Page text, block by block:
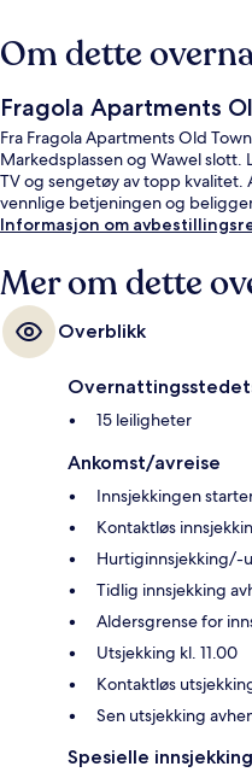
Om dette
Fragola Apartments
Fra Fragola Apartments Old
Markedsplassen og Wawel
TV og sengetøy av topp kvalitet.
vennlige betjeningen og
Informasjon om
Mer om dette
Overblikk
15 leiligheter
Ankomst/avreise
Innsjekkingen
Kontaktløs
Hurtiginnsjekking/-
Tidlig innsjekking
Aldersgrense for
Utsjekking kl. 11.00
Kontaktløs
Sen utsjekking
Spesielle